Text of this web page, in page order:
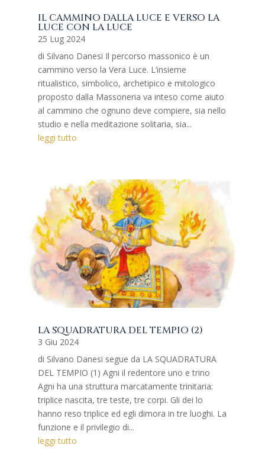
IL CAMMINO DALLA LUCE E VERSO LA
LUCE CON LA LUCE
25 Lug 2024
di Silvano Danesi Il percorso massonico è un
cammino verso la Vera Luce. L’insieme
ritualistico, simbolico, archetipico e mitologico
proposto dalla Massoneria va inteso come aiuto
al cammino che ognuno deve compiere, sia nello
studio e nella meditazione solitaria, sia...
leggi tutto
LA SQUADRATURA DEL TEMPIO (2)
3 Giu 2024
di Silvano Danesi segue da LA SQUADRATURA
DEL TEMPIO (1) Agni il redentore uno e trino
Agni ha una struttura marcatamente trinitaria:
triplice nascita, tre teste, tre corpi. Gli dei lo
hanno reso triplice ed egli dimora in tre luoghi. La
funzione e il privilegio di...
leggi tutto